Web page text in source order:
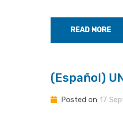
READ MORE
(Español)
Posted on 17